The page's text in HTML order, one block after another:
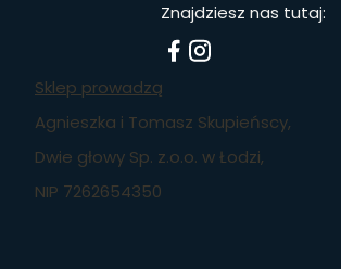
Znajdziesz nas tutaj:
Sklep prowadzą
Agnieszka i Tomasz Skupieńscy,
Dwie głowy Sp. z.o.o. w Łodzi,
NIP 7262654350